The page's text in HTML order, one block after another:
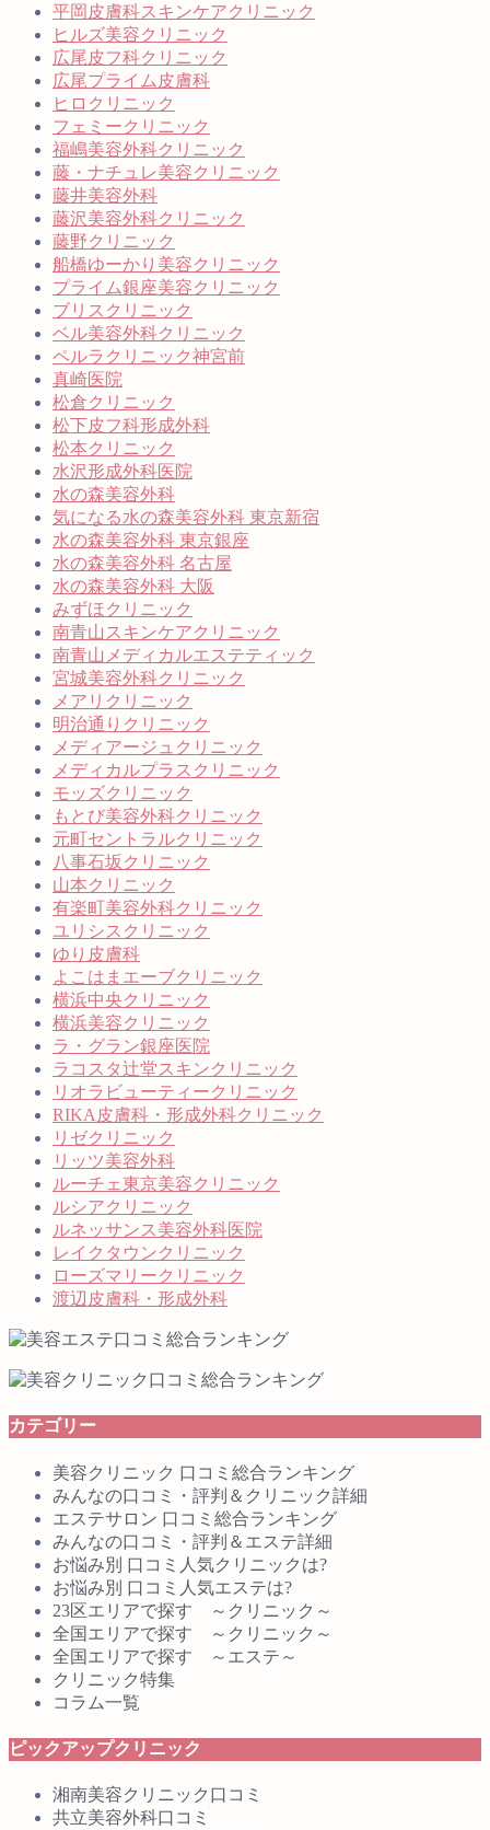
平岡皮膚科スキンケアクリニック
ヒルズ美容クリニック
広尾皮フ科クリニック
広尾プライム皮膚科
ヒロクリニック
フェミークリニック
福嶋美容外科クリニック
藤・ナチュレ美容クリニック
藤井美容外科
藤沢美容外科クリニック
藤野クリニック
船橋ゆーかり美容クリニック
プライム銀座美容クリニック
ブリスクリニック
ベル美容外科クリニック
ペルラクリニック神宮前
真崎医院
松倉クリニック
松下皮フ科形成外科
松本クリニック
水沢形成外科医院
水の森美容外科
気になる水の森美容外科 東京新宿
水の森美容外科 東京銀座
水の森美容外科 名古屋
水の森美容外科 大阪
みずほクリニック
南青山スキンケアクリニック
南青山メディカルエステティック
宮城美容外科クリニック
メアリクリニック
明治通りクリニック
メディアージュクリニック
メディカルプラスクリニック
モッズクリニック
もとび美容外科クリニック
元町セントラルクリニック
八事石坂クリニック
山本クリニック
有楽町美容外科クリニック
ユリシスクリニック
ゆり皮膚科
よこはまエーブクリニック
横浜中央クリニック
横浜美容クリニック
ラ・グラン銀座医院
ラコスタ辻堂スキンクリニック
リオラビューティークリニック
RIKA皮膚科・形成外科クリニック
リゼクリニック
リッツ美容外科
ルーチェ東京美容クリニック
ルシアクリニック
ルネッサンス美容外科医院
レイクタウンクリニック
ローズマリークリニック
渡辺皮膚科・形成外科
カテゴリー
美容クリニック 口コミ総合ランキング
みんなの口コミ・評判＆クリニック詳細
エステサロン 口コミ総合ランキング
みんなの口コミ・評判＆エステ詳細
お悩み別 口コミ人気クリニックは?
お悩み別 口コミ人気エステは?
23区エリアで探す ～クリニック～
全国エリアで探す ～クリニック～
全国エリアで探す ～エステ～
クリニック特集
コラム一覧
ピックアップクリニック
湘南美容クリニック口コミ
共立美容外科口コミ